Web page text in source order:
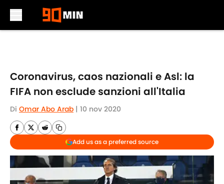
Coronavirus, caos nazionali e Asl: la
FIFA non esclude sanzioni all'Italia
Di Omar Abo Arab | 10 nov 2020
Add us as a preferred source